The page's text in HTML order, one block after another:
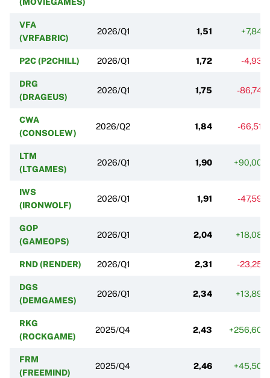
VFA
(VRFABRIC)
2026/Q1 1,51 +7,84%
P2C (P2CHILL) 2026/Q1 1,72 -4,93%
DRG
(DRAGEUS)
2026/Q1 1,75 -86,74%
CWA
(CONSOLEW)
2026/Q2 1,84 -66,51%
LTM
(LTGAMES)
2026/Q1 1,90 +90,00%
IWS
(IRONWOLF)
2026/Q1 1,91 -47,59%
GOP
(GAMEOPS)
2026/Q1 2,04 +18,08%
RND (RENDER) 2026/Q1 2,31 -23,25%
DGS
(DEMGAMES)
2026/Q1 2,34 +13,89%
RKG
(ROCKGAME)
2025/Q4 2,43 +256,60%
FRM
(FREEMIND)
2025/Q4 2,46 +45,50%